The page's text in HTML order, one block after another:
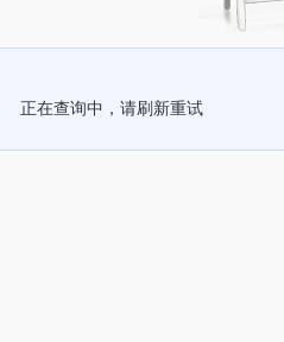
正在查询中，请刷新重试